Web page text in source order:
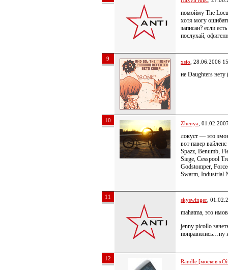
помойму The
хотя могу
записан? если
послухай,
9 xsio , 28.06.2006
не Daughters нету
10 Zhenya ,
локуст — это
вот павер
Spazz, Benumb,
Siege, Cesspool
Godstomper,
Swarm, Industrial
11 skyswinger ,
mahatma, это
jenny picollo
понравились…ну
12 Randle [москов